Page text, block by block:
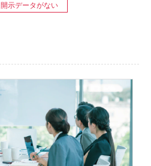
開示データがない